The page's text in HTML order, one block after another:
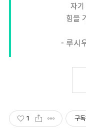
자
힘을
- 루시
1 구독